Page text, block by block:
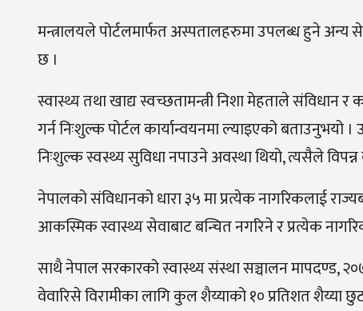
मन्त्रालयले पोर्टलमार्फत अस्पतालहरुमा उपलब्ध हुने
छ ।
स्वास्थ्य तथा खाद्य स्वच्छतामन्त्री निशा मेहताले संविधान
गर्न निःशुल्क पोर्टल कार्यान्वयनमा ल्याइएको बताउनुभयो
निःशुल्क स्वस्थ्य सुविधा नपाउने अवस्था थियो, त्यसैले विपन्न
नेपालको संविधानको धारा ३५ मा प्रत्येक नागरिकलाई
आकस्मिक स्वास्थ्य सेवाबाट बन्चित नगरिने र प्रत्येक
साथै नेपाल सरकारको स्वास्थ्य संस्था सञ्चालन मापदण्ड,
वेवारिसे विरामीका लागि कुल शैय्याको १० प्रतिशत शैय्या